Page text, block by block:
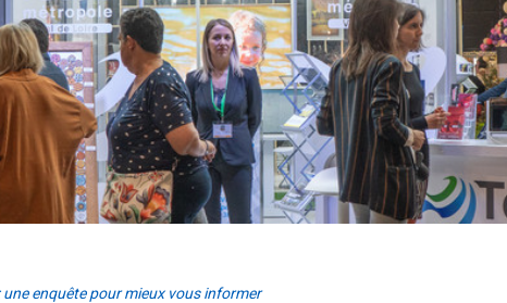
une enquête pour mieux vous informer